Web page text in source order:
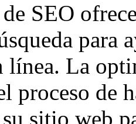
SEO
para
La
proceso de
sitio web